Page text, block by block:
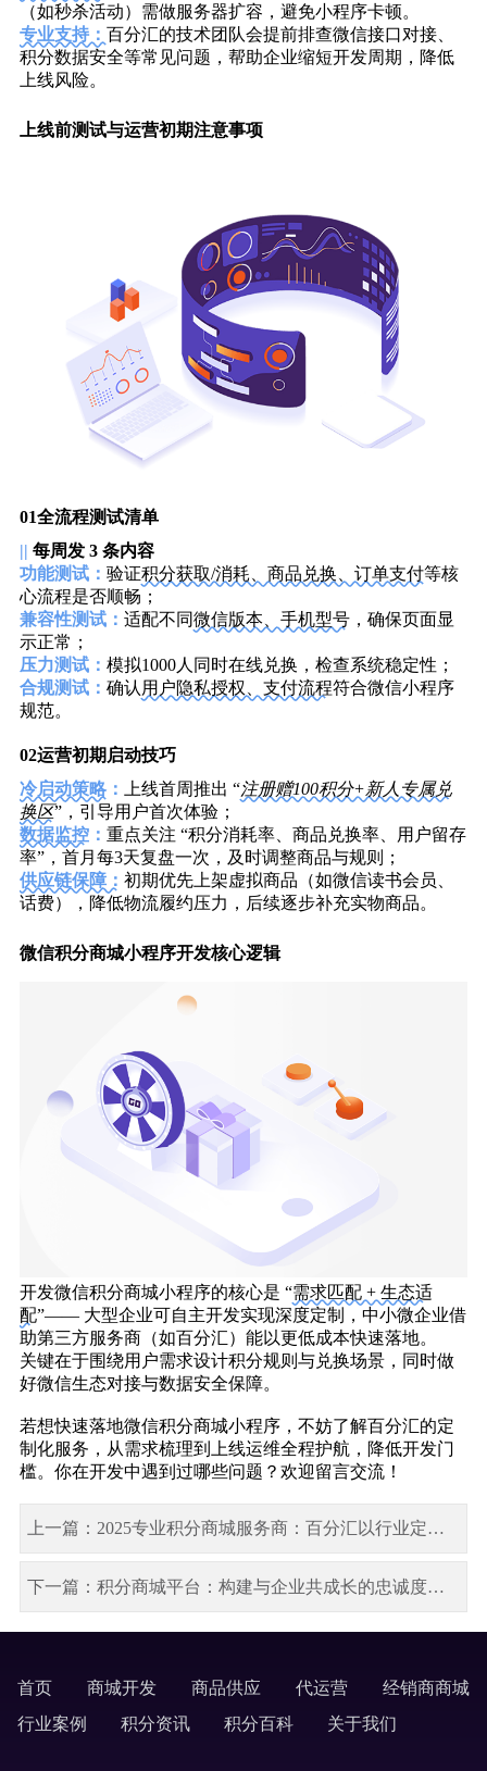
（如秒杀活动）需做服务器扩容，避免小程序卡顿。
专业支持： 百分汇的技术团队会提前排查微信接口对接、
积分数据安全等常见问题，帮助企业缩短开发周期，降低
上线风险。
上线前测试与运营初期注意事项
01全流程测试清单
|| 每周发 3 条内容
功能测试： 验证积分获取/消耗、商品兑换、订单支付等核
心流程是否顺畅；
兼容性测试： 适配不同微信版本、手机型号，确保页面显
示正常；
压力测试： 模拟1000人同时在线兑换，检查系统稳定性；
合规测试： 确认 用户隐私授权、支付流程符合微信小程序
规范。
02运营初期启动技巧
冷启动策略： 上线首周推出 “注册赠100积分+新人专属兑
换区”，引导用户首次体验；
数据监控： 重点关注 “积分消耗率、商品兑换率、用户留存
率”，首月每3天复盘一次，及时调整商品与规则；
供应链保障： 初期优先上架虚拟商品（如微信读书会员、
话费），降低物流履约压力，后续逐步补充实物商品。
微信积分商城小程序开发核心逻辑
开发微信积分商城小程序的核心是 “需求匹配 + 生态适
配”—— 大型企业可自主开发实现深度定制，中小微企业借
助第三方服务商（如百分汇）能以更低成本快速落地。
关键在于围绕用户需求设计积分规则与兑换场景，同时做
好微信生态对接与数据安全保障。
若想快速落地微信积分商城小程序，不妨了解百分汇的定
制化服务，从需求梳理到上线运维全程护航，降低开发门
槛。你在开发中遇到过哪些问题？欢迎留言交流！
上一篇：2025专业积分商城服务商：百分汇以行业定制化方案脱颖而出
下一篇：积分商城平台：构建与企业共成长的忠诚度体系
首页 商城开发 商品供应 代运营
经销商商城
行业案例
积分资讯 积分百科 关于我们